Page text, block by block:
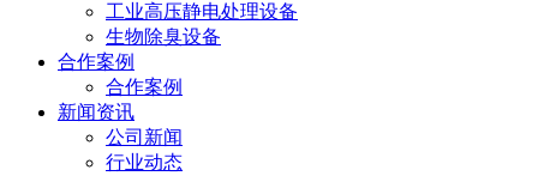
工业高压静电处理设备
生物除臭设备
合作案例
合作案例
新闻资讯
公司新闻
行业动态